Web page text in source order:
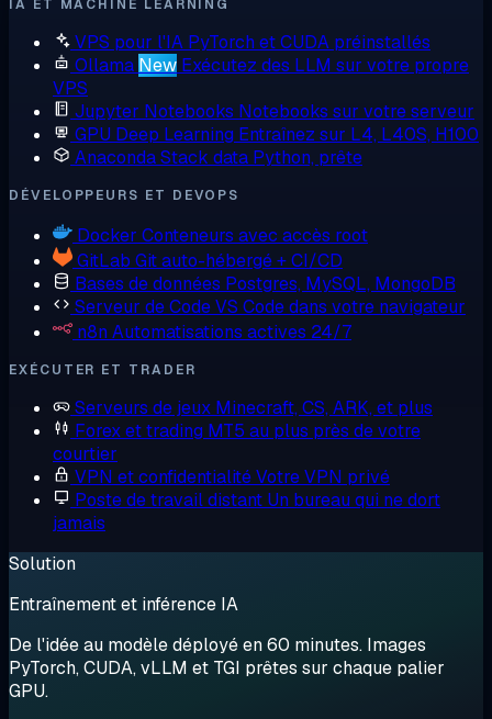
IA ET MACHINE LEARNING
VPS pour l'IA PyTorch et CUDA préinstallés
Ollama New Exécutez des LLM sur votre propre
VPS
Jupyter Notebooks Notebooks sur votre serveur
GPU Deep Learning Entraînez sur L4, L40S, H100
AnacondaStack data Python, prête
DÉVELOPPEURS ET DEVOPS
Docker Conteneurs avec accès root
GitLab Git auto-hébergé + CI/CD
Bases de données Postgres, MySQL, MongoDB
Serveur de CodeVS Code dans votre navigateur
n8n Automatisations actives 24/7
EXÉCUTER ET TRADER
Serveurs de jeux Minecraft, CS, ARK, et plus
Forex et trading MT5 au plus près de votre
courtier
VPN et confidentialitéVotre VPN privé
Poste de travail distant Un bureau qui ne dort
jamais
Solution
Entraînement et inférence IA
De l'idée au modèle déployé en 60 minutes. Images
PyTorch, CUDA, vLLM et TGI prêtes sur chaque palier
GPU.